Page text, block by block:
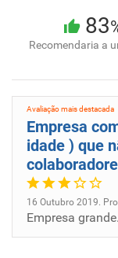
83
Recomendaria a
Avaliação mais destacada
Empresa
idade ) que
16 Outubro 2019.